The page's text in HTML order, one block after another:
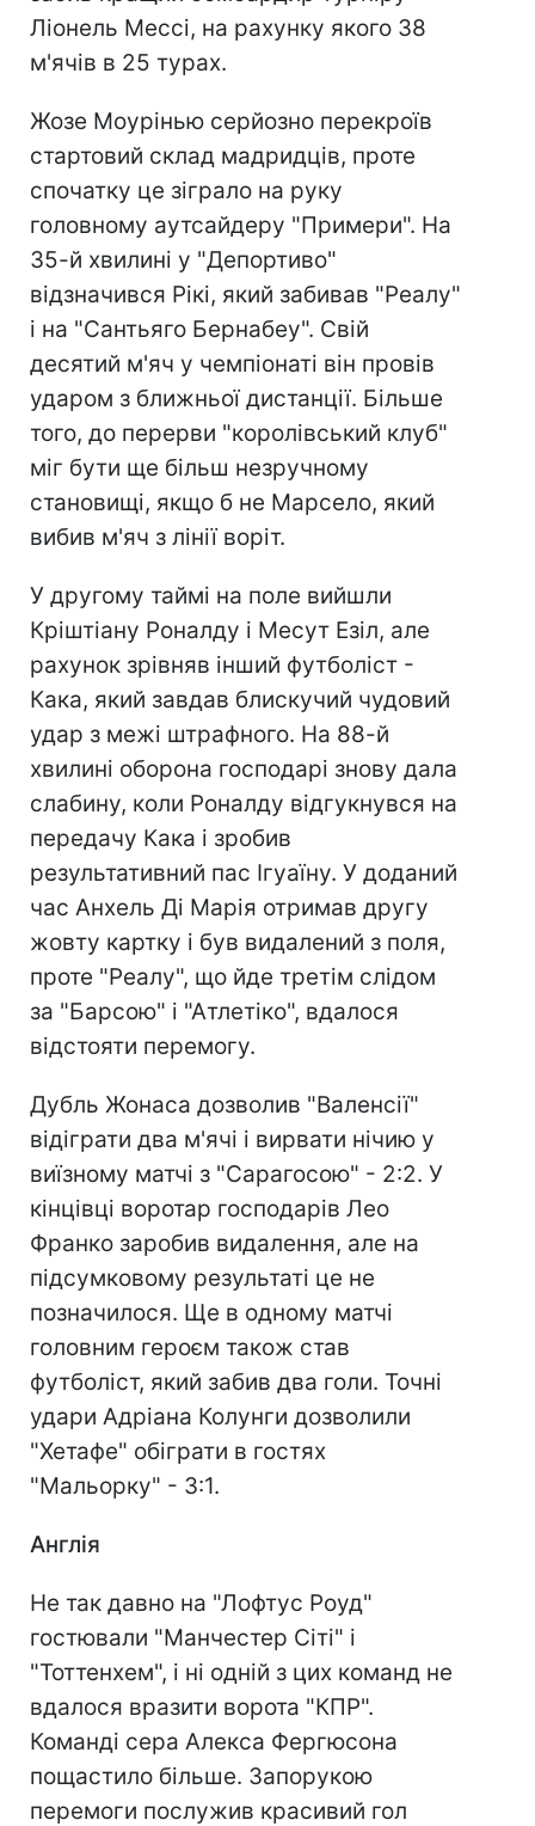
Ліонель Мессі, на рахунку якого 38
м'ячів в 25 турах.
Жозе Моурінью серйозно перекроїв
стартовий склад мадридців, проте
спочатку це зіграло на руку
головному аутсайдеру "Примери". На
35-й хвилині у "Депортиво"
відзначився Рікі, який забивав "Реалу"
і на "Сантьяго Бернабеу". Свій
десятий м'яч у чемпіонаті він провів
ударом з ближньої дистанції. Більше
того, до перерви "королівський клуб"
міг бути ще більш незручному
становищі, якщо б не Марсело, який
вибив м'яч з лінії воріт.
У другому таймі на поле вийшли
Кріштіану Роналду і Месут Езіл, але
рахунок зрівняв інший футболіст -
Кака, який завдав блискучий чудовий
удар з межі штрафного. На 88-й
хвилині оборона господарі знову дала
слабину, коли Роналду відгукнувся на
передачу Кака і зробив
результативний пас Ігуаїну. У доданий
час Анхель Ді Марія отримав другу
жовту картку і був видалений з поля,
проте "Реалу", що йде третім слідом
за "Барсою" і "Атлетіко", вдалося
відстояти перемогу.
Дубль Жонаса дозволив "Валенсії"
відіграти два м'ячі і вирвати нічию у
виїзному матчі з "Сарагосою" - 2:2. У
кінцівці воротар господарів Лео
Франко заробив видалення, але на
підсумковому результаті це не
позначилося. Ще в одному матчі
головним героєм також став
футболіст, який забив два голи. Точні
удари Адріана Колунги дозволили
"Хетафе" обіграти в гостях
"Мальорку" - 3:1.
Англія
Не так давно на "Лофтус Роуд"
гостювали "Манчестер Сіті" і
"Тоттенхем", і ні одній з цих команд не
вдалося вразити ворота "КПР".
Команді сера Алекса Фергюсона
пощастило більше. Запорукою
перемоги послужив красивий гол